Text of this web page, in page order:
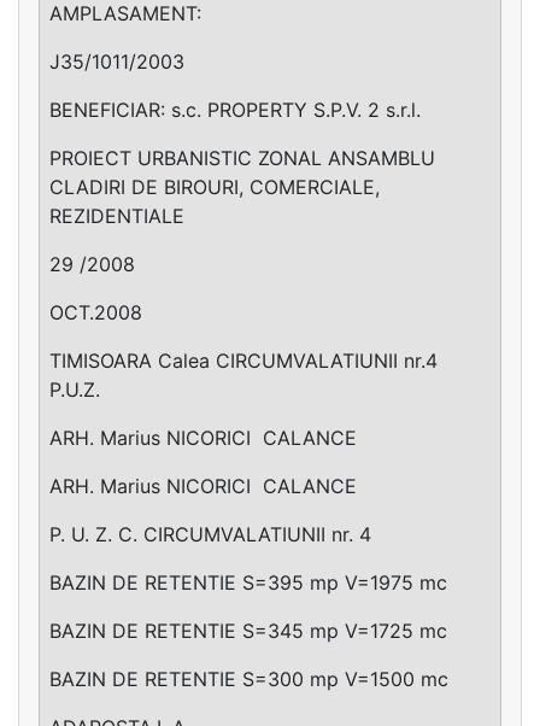
AMPLASAMENT:
J35/1011/2003
BENEFICIAR: s.c. PROPERTY S.P.V. 2 s.r.l.
PROIECT URBANISTIC ZONAL ANSAMBLU
CLADIRI DE BIROURI, COMERCIALE,
REZIDENTIALE
29 /2008
OCT.2008
TIMISOARA Calea CIRCUMVALATIUNII nr.4
P.U.Z.
ARH. Marius NICORICI ­ CALANCE
ARH. Marius NICORICI ­ CALANCE
P. U. Z. C. CIRCUMVALATIUNII nr. 4
BAZIN DE RETENTIE S=395 mp V=1975 mc
BAZIN DE RETENTIE S=345 mp V=1725 mc
BAZIN DE RETENTIE S=300 mp V=1500 mc